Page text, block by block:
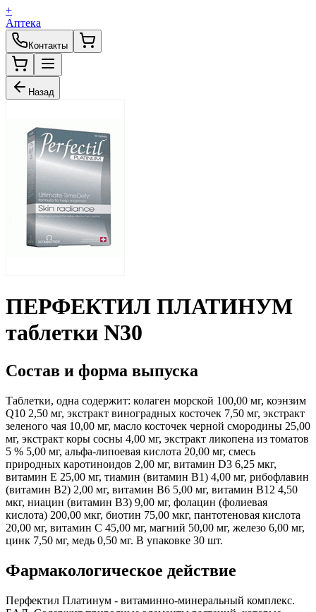
+
Аптека
Контакты
Назад
ПЕРФЕКТИЛ ПЛАТИНУМ
таблетки N30
Состав и форма выпуска
Таблетки, одна содержит: колаген морской 100,00 мг, коэнзим
Q10 2,50 мг, экстракт виноградных косточек 7,50 мг, экстракт
зеленого чая 10,00 мг, масло косточек черной смородины 25,00
мг, экстракт коры сосны 4,00 мг, экстракт ликопена из томатов
5 % 5,00 мг, альфа-липоевая кислота 20,00 мг, смесь
природных каротиноидов 2,00 мг, витамин D3 6,25 мкг,
витамин Е 25,00 мг, тиамин (витамин В1) 4,00 мг, рибофлавин
(витамин В2) 2,00 мг, витамин В6 5,00 мг, витамин В12 4,50
мкг, ниацин (витамин В3) 9,00 мг, фолацин (фолиевая
кислота) 200,00 мкг, биотин 75,00 мкг, пантотеновая кислота
20,00 мг, витамин С 45,00 мг, магний 50,00 мг, железо 6,00 мг,
цинк 7,50 мг, медь 0,50 мг. В упаковке 30 шт.
Фармакологическое действие
Перфектил Платинум - витаминно-минеральный комплекс.